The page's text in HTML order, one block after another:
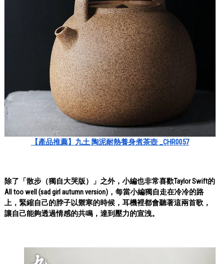
【產品推薦】九土 陶泥耐熱養身煮茶壺 _CHR0057
除了「散步（獨自大哭版）」之外，小編也非常喜歡Taylor Swift的
All too well (sad girl autumn version)，每當小編獨自走在冷冷的路
上，緊縮自己的脖子以禦寒的時候，耳機裡都會聽著這兩首歌，
讓自己能夠透過情感的共鳴，達到壓力的宣洩。